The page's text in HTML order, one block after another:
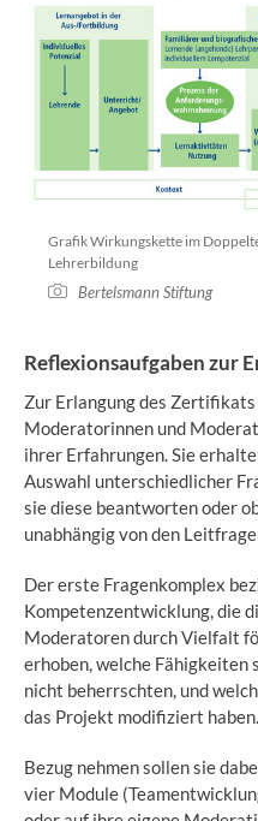
Grafik Wirkungskette im
Lehrerbildung
Bertelsmann Stiftung
Reflexionsaufgaben zur
Zur Erlangung des
Moderatorinnen und
ihrer Erfahrungen. Sie
Auswahl unterschiedlicher
sie diese beantworten oder
unabhängig von den
Der erste Fragenkomplex
Kompetenzentwicklung, die
Moderatoren durch Vielfalt
erhoben, welche Fähigkeiten
nicht beherrschten, und
das Projekt modifiziert haben.
Bezug nehmen sollen sie
vier Module